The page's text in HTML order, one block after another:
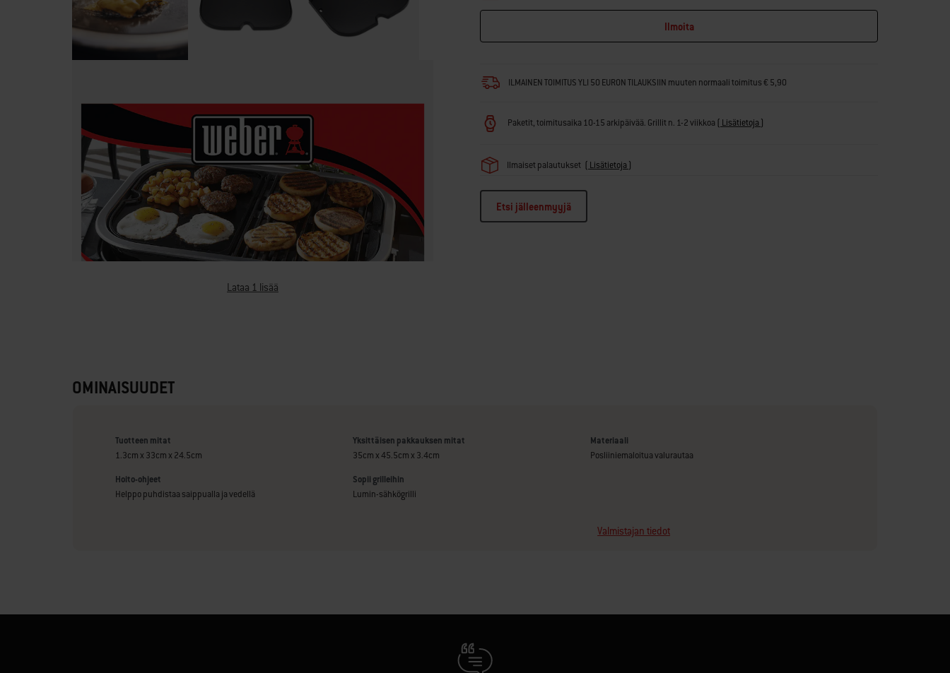
Lataa 1 lisää
Ilmoita
ILMAINEN TOIMITUS YLI 50 EURON TILAUKSIIN muuten normaali toimitus € 5,90
Paketit, toimitusaika 10-15 arkipäivää. Grillit n. 1-2 viikkoa ( Lisätietoja )
Ilmaiset palautukset ( Lisätietoja )
Etsi jälleenmyyjä
OMINAISUUDET
Tuotteen mitat
1.3cm x 33cm x 24.5cm
Yksittäisen pakkauksen mitat
35cm x 45.5cm x 3.4cm
Materiaali
Posliiniemaloitua valurautaa
Hoito-ohjeet
Helppo puhdistaa saippualla ja vedellä
Sopii grilleihin
Lumin-sähkögrilli
Valmistajan tiedot